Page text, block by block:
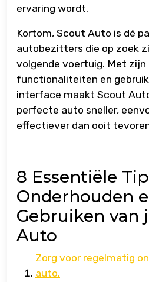
ervaring wordt.
Kortom, Scout Auto is dé
autobezitters die op zoek
volgende voertuig. Met zijn
functionaliteiten en
interface maakt Scout
perfecte auto sneller,
effectiever dan ooit
8 Essentiële
Onderhouden
Gebruiken van
Auto
Zorg voor regelmatig
auto.